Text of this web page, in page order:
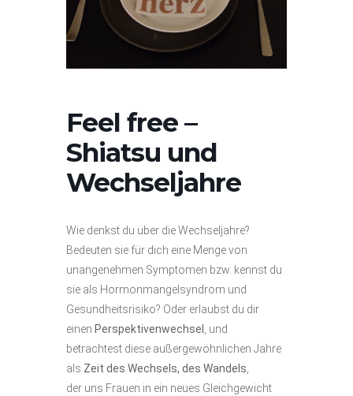
Feel free –
Shiatsu und
Wechseljahre
Wie denkst du über die Wechseljahre?
Bedeuten sie für dich eine Menge von
unangenehmen Symptomen bzw. kennst du
sie als Hormonmangelsyndrom und
Gesundheitsrisiko? Oder erlaubst du dir
einen Perspektivenwechsel
, und
betrachtest diese außergewöhnlichen Jahre
als Zeit des Wechsels, des Wandels
der uns Frauen in ein neues Gleichgewicht